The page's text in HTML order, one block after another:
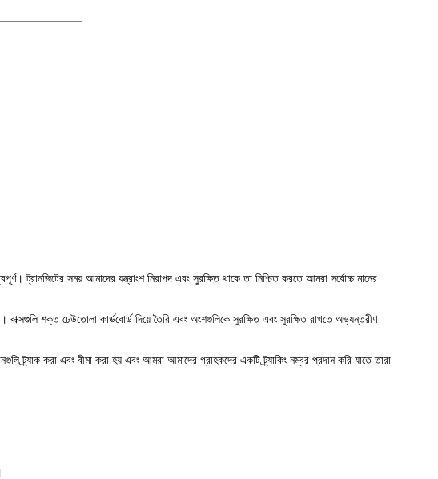
সময় আমাদের যন্ত্রাংশ নিরাপদ এবং সুরক্ষিত থাকে তা নিশ্চিত করতে আমরা সর্বোচ্চ মানের
শক্ত ঢেউতোলা কার্ডবোর্ড দিয়ে তৈরি এবং অংশগুলিকে সুরক্ষিত এবং সুরক্ষিত রাখতে অভ্যন্তরীণ
ট্র্যাক করা এবং বীমা করা হয় এবং আমরা আমাদের গ্রাহকদের একটি ট্র্যাকিং নম্বর প্রদান করি যাতে তারা